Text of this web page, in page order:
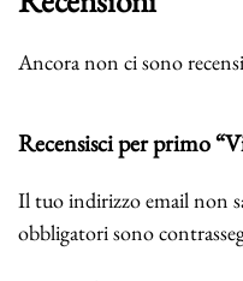
Ancora non ci sono
Recensisci per primo
Il tuo indirizzo email non
obbligatori sono